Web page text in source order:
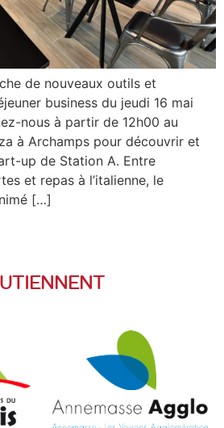
de nouveaux outils et
business du jeudi 16 mai
nous à partir de 12h00 au
à Archamps pour découvrir et
up de Station A. Entre
et repas à l’italienne, le
[…]